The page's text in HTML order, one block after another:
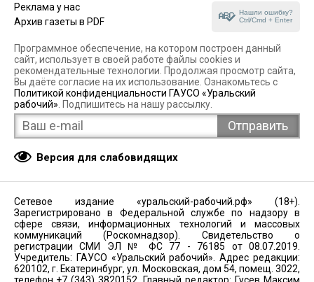
Реклама у нас
Архив газеты в PDF
Нашли ошибку?
Ctrl/Cmd + Enter
Программное обеспечение, на котором построен данный
сайт, использует в своей работе файлы cookies и
рекомендательные технологии. Продолжая просмотр сайта,
Вы даёте согласие на их использование. Ознакомьтесь с
Политикой конфиденциальности ГАУСО «Уральский
рабочий» . Подпишитесь на нашу рассылку.
Версия для слабовидящих
Сетевое издание «уральский-рабочий.рф» (18+).
Зарегистрировано в Федеральной службе по надзору в
сфере связи, информационных технологий и массовых
коммуникаций (Роскомнадзор). Свидетельство о
регистрации СМИ ЭЛ № ФС 77 - 76185 от 08.07.2019.
Учредитель: ГАУСО «Уральский рабочий». Адрес редакции:
620102, г. Екатеринбург, ул. Московская, дом 54, помещ. 3022,